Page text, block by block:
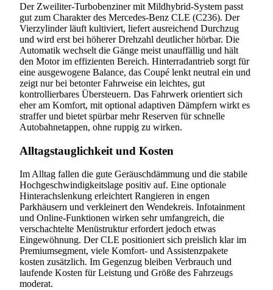
Der Zweiliter-Turbobenziner mit Mildhybrid-System passt
gut zum Charakter des Mercedes-Benz CLE (C236). Der
Vierzylinder läuft kultiviert, liefert ausreichend Durchzug
und wird erst bei höherer Drehzahl deutlicher hörbar. Die
Automatik wechselt die Gänge meist unauffällig und hält
den Motor im effizienten Bereich. Hinterradantrieb sorgt für
eine ausgewogene Balance, das Coupé lenkt neutral ein und
zeigt nur bei betonter Fahrweise ein leichtes, gut
kontrollierbares Übersteuern. Das Fahrwerk orientiert sich
eher am Komfort, mit optional adaptiven Dämpfern wirkt es
straffer und bietet spürbar mehr Reserven für schnelle
Autobahnetappen, ohne ruppig zu wirken.
Alltagstauglichkeit und Kosten
Im Alltag fallen die gute Geräuschdämmung und die stabile
Hochgeschwindigkeitslage positiv auf. Eine optionale
Hinterachslenkung erleichtert Rangieren in engen
Parkhäusern und verkleinert den Wendekreis. Infotainment
und Online-Funktionen wirken sehr umfangreich, die
verschachtelte Menüstruktur erfordert jedoch etwas
Eingewöhnung. Der CLE positioniert sich preislich klar im
Premiumsegment, viele Komfort- und Assistenzpakete
kosten zusätzlich. Im Gegenzug bleiben Verbrauch und
laufende Kosten für Leistung und Größe des Fahrzeugs
moderat.